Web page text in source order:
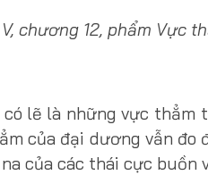
chương 12, phẩm Vực
lẽ là những vực
của đại dương vẫn
của các thái cực buồn